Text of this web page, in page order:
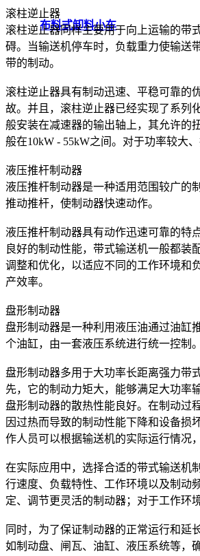
布料式卸料小车
滚柱逆止器
滚柱逆止器同样主要用于向上运输的带
碍。当输送机停车时，负载重力使输送
带的制动。
滚柱逆止器具有制动迅速、平稳可靠的
故。并且，滚柱逆止器已经实现了系列
般安装在减速器的输出轴上，其允许的
般在10kW - 55kW之间。对于功率较大
液压推杆制动器
液压推杆制动器是一种适用范围较广的
推动推杆，使制动器快速动作。
液压推杆制动器具有动作迅速可靠的特
良好的制动性能，带式输送机一般都装
调整和优化，以适应不同的工作环境和
产效率。
盘形制动器
盘形制动器是一种利用液压油通过油缸
个油缸，由一套液压系统进行统一控制。
盘形制动器多用于大功率长距离强力带
先，它的制动力矩大，能够满足大功率
盘形制动器的散热性能良好。在制动过
因过热而导致的制动性能下降和设备损
作人员可以根据输送机的实际运行情况
在实际应用中，选择合适的带式输送机
行速度、负载特性、工作环境以及制动
定、调节更灵活的制动器；对于工作环
同时，为了保证制动器的正常运行和延
如制动盘、闸瓦、油缸、液压系统等，